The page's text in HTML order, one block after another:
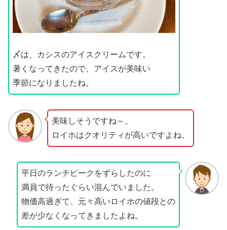
〆は、カシスのアイスクリームです。
暑くなってきたので、アイスが美味い
季節になりましたね。
美味しそうですね～。
ロイホはクオリティが高いですよね。
平日のランチピークをずらしたのに
満員で待ったぐらい混んでいました。
物価高過ぎて、元々高いロイホの値段との
差が少なくなってきましたよね。